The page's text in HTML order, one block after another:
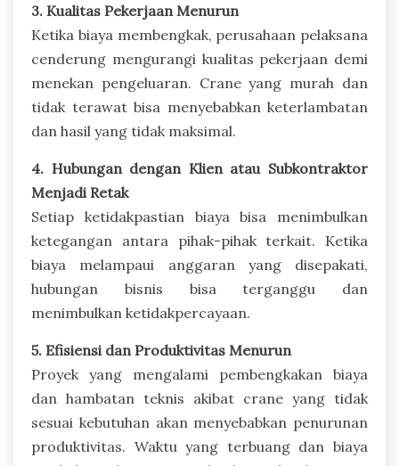
3. Kualitas Pekerjaan Menurun
Ketika biaya membengkak, perusahaan pelaksana
cenderung mengurangi kualitas pekerjaan demi
menekan pengeluaran. Crane yang murah dan
tidak terawat bisa menyebabkan keterlambatan
dan hasil yang tidak maksimal.
4. Hubungan dengan Klien atau Subkontraktor
Menjadi Retak
Setiap ketidakpastian biaya bisa menimbulkan
ketegangan antara pihak-pihak terkait. Ketika
biaya melampaui anggaran yang disepakati,
hubungan bisnis bisa terganggu dan
menimbulkan ketidakpercayaan.
5. Efisiensi dan Produktivitas Menurun
Proyek yang mengalami pembengkakan biaya
dan hambatan teknis akibat crane yang tidak
sesuai kebutuhan akan menyebabkan penurunan
produktivitas. Waktu yang terbuang dan biaya